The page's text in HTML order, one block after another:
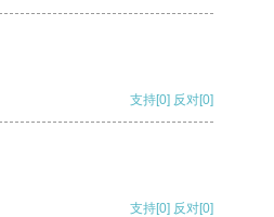
支持[0] 反对[0]
支持[0] 反对[0]